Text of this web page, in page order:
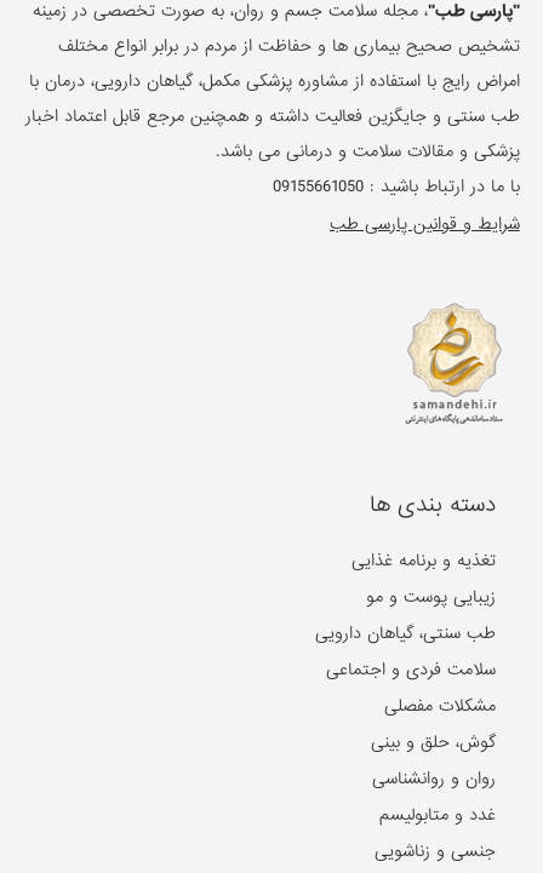
"پارسی طب"، مجله سلامت جسم و روان، به صورت تخصصی در زمینه
تشخیص صحیح بیماری ها و حفاظت از مردم در برابر انواع مختلف
امراض رایج با استفاده از مشاوره پزشکی مکمل، گیاهان دارویی، درمان با
طب سنتی و جایگزین فعالیت داشته و همچنین مرجع قابل اعتماد اخبار
پزشکی و مقالات سلامت و درمانی می باشد.
با ما در ارتباط باشید :09155661050
شرایط و قوانین پارسی طب
دسته بندی ها
تغذیه و برنامه غذایی
زیبایی پوست و مو
طب سنتی، گیاهان دارویی
سلامت فردی و اجتماعی
مشکلات مفصلی
گوش، حلق و بینی
روان و روانشناسی
غدد و متابولیسم
جنسی و زناشویی